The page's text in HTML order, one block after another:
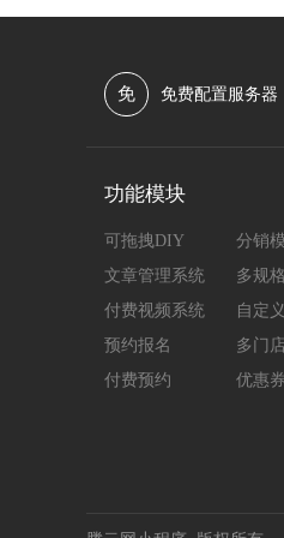
免 免费配置服务器
功能模块
可拖拽DIY
分销
文章管理系统
多规
付费视频系统
自定
预约报名
多门
付费预约
优惠